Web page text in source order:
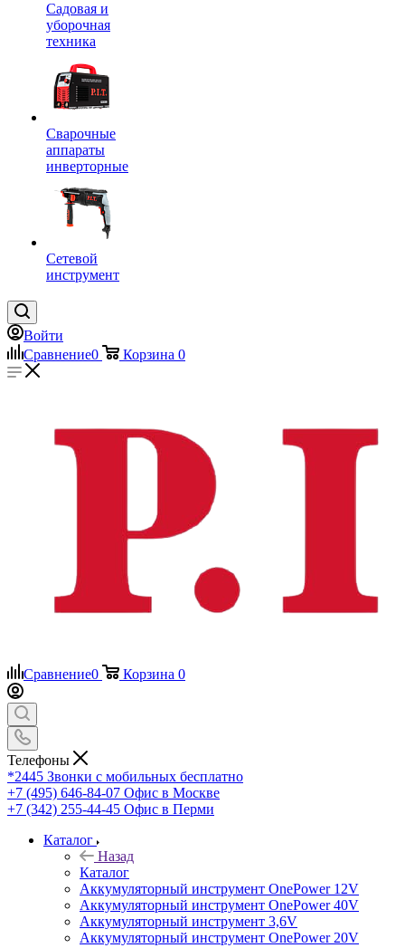
Садовая и
уборочная
техника
Сварочные
аппараты
инверторные
Сетевой
инструмент
Войти
Сравнение0 Корзина 0
Сравнение0 Корзина 0
Телефоны
*2445 Звонки с мобильных бесплатно
+7 (495) 646-84-07 Офис в Москве
+7 (342) 255-44-45 Офис в Перми
Каталог
Назад
Каталог
Аккумуляторный инструмент OnePower 12V
Аккумуляторный инструмент OnePower 40V
Аккумуляторный инструмент 3,6V
Аккумуляторный инструмент OnePower 20V